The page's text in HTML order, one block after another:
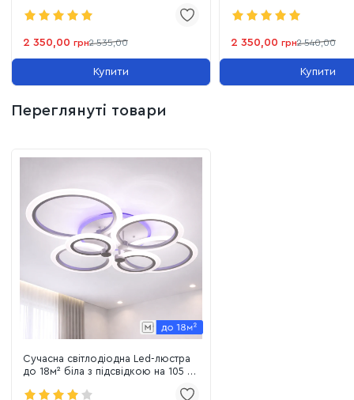
2 350,00 грн2 535,00
Купити
2 350,00 грн2 540,00
Купити
Переглянуті товари
Сучасна світлодіодна Led-люстра
до 18м² біла з підсвідкою на 105 Вт